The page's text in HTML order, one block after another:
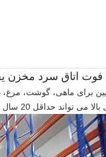
20 سال عمر یخچال شما را تضمین کند.